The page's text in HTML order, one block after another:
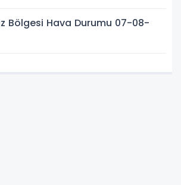
Bölgesi Hava Durumu 07-08-